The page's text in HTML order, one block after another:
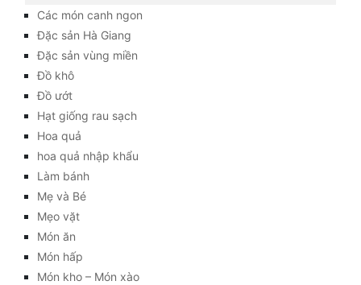
Các món canh ngon
Đặc sản Hà Giang
Đặc sản vùng miền
Đồ khô
Đồ ướt
Hạt giống rau sạch
Hoa quả
hoa quả nhập khẩu
Làm bánh
Mẹ và Bé
Mẹo vặt
Món ăn
Món hấp
Món kho – Món xào